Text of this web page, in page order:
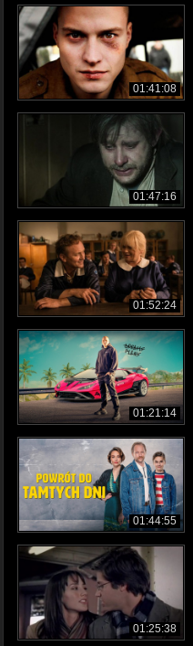
01:41:08
01:47:16
01:52:24
01:21:14
01:44:55
01:25:38